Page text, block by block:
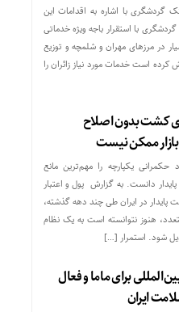
گردشگری با اشاره به اقدامات این
با استقرار باجه ویژه خدماتی
در مرزهای مهران و شلمچه و توزیع
تلاش کرده است خدمات مورد نیاز زائران را
کشت بدون اصلاح
ممکن نیست
یکپارچه را مهم‌ترین مانع
دانست. به گزارش پول و اعتبار
پایدار در ایران طی چند دهه گذشته،
هنوز نتوانسته است به یک نظام
شود. استمرار […]
برای ماما و فعال
ایران